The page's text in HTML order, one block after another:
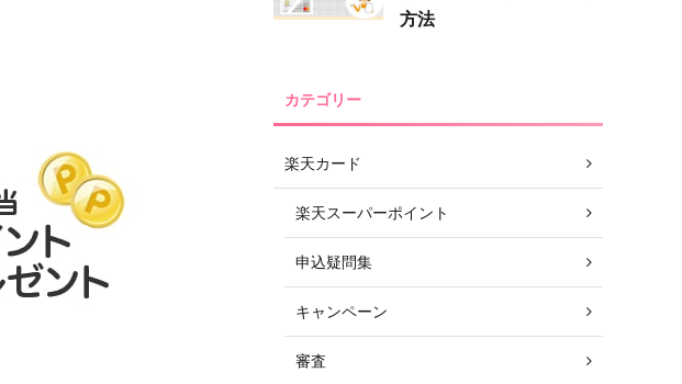
方法
カテゴリー
楽天カード
楽天スーパーポイント
申込疑問集
キャンペーン
審査